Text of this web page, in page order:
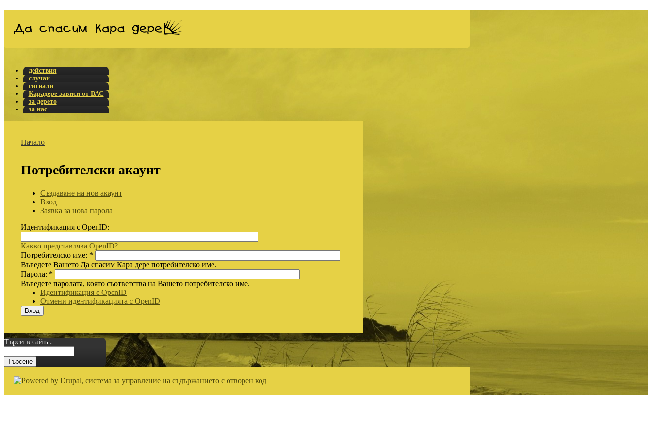
действия
случаи
сигнали
Карадере зависи от ВАС
за дерето
за нас
Начало
Потребителски акаунт
Създаване на нов акаунт
Вход
Заявка за нова парола
Идентификация с OpenID:
Какво представлява OpenID?
Потребителско име: *
Въведете Вашето Да спасим Кара дере потребителско име.
Парола: *
Въведете паролата, която съответства на Вашето потребителско име.
Идентификация с OpenID
Отмени идентификацията с OpenID
Търси в сайта: